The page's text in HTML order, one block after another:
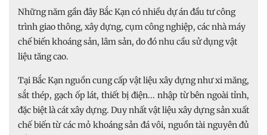
Những năm gần đây Bắc Kạn có nhiều dự án đầu tư công
trình giao thông, xây dựng, cụm công nghiệp, các nhà máy
chế biến khoáng sản, lâm sản, do đó nhu cầu sử dụng vật
liệu tăng cao.
Tại Bắc Kạn nguồn cung cấp vật liệu xây dựng như xi măng,
sắt thép, gạch ốp lát, thiết bị điện... nhập từ bên ngoài tỉnh,
đặc biệt là cát xây dựng. Duy nhất vật liệu xây dựng sản xuất
chế biến từ các mỏ khoáng sản đá vôi, nguồn tài nguyên đủ